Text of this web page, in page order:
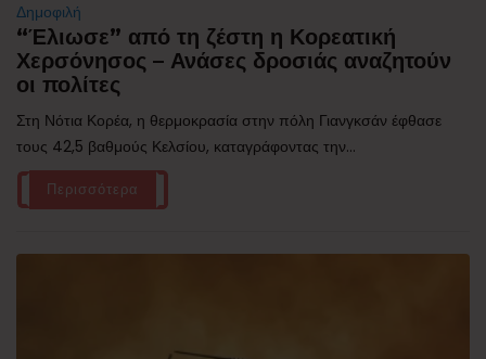
Δημοφιλή
“Έλιωσε” από τη ζέστη η Κορεατική
Χερσόνησος – Ανάσες δροσιάς αναζητούν
οι πολίτες
Στη Νότια Κορέα, η θερμοκρασία στην πόλη Γιανγκσάν έφθασε
τους 42,5 βαθμούς Κελσίου, καταγράφοντας την...
Περισσότερα